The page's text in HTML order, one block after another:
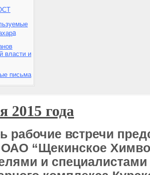
а
власти и
письма
2015 года
рабочие встречи
“Щекинское
и